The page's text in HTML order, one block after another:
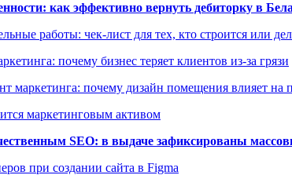
как эффективно вернуть дебиторку в
работы: чек-лист для тех, кто строится или
почему бизнес теряет клиентов из-за грязи
маркетинга: почему дизайн помещения влияет на
маркетинговым активом
SEO: в выдаче зафиксированы
при создании сайта в Figma